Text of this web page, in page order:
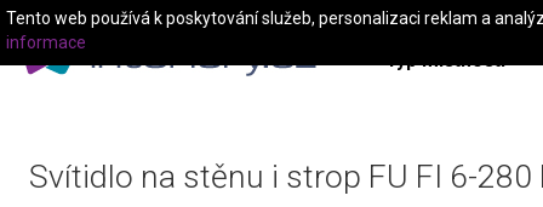
Typ místnosti
Svítidlo na stěnu i strop FU FI 6-280
Tento web používá k poskytování služeb, personalizaci reklam a
informace